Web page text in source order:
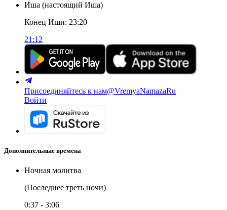
Иша (настоящий Иша)
Конец Иши: 23:20
21:12
Присоединяйтесь к нам@VremyaNamazaRu
Войти
Дополнительные времена
Ночная молитва
(Последнее треть ночи)
0:37 - 3:06